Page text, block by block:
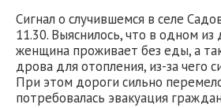
Сигнал о случившемся в селе
11.30. Выяснилось, что в одном
женщина проживает без еды, а
дрова для отопления, из-за чего
При этом дороги сильно
потребовалась эвакуация